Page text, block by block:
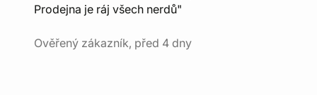
Prodejna je ráj všech nerdů"
Ověřený zákazník, před 4 dny